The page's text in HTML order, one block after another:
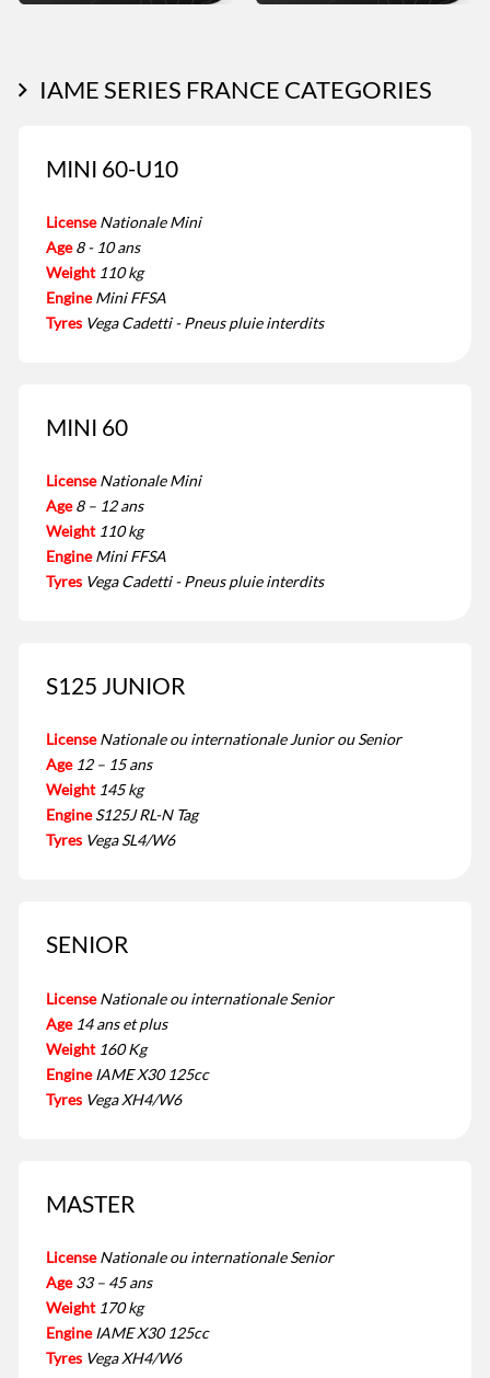
IAME SERIES FRANCE CATEGORIES
MINI 60-U10
License Nationale Mini
Age 8 - 10 ans
Weight 110 kg
Engine Mini FFSA
Tyres Vega Cadetti - Pneus pluie interdits
MINI 60
License Nationale Mini
Age 8 – 12 ans
Weight 110 kg
Engine Mini FFSA
Tyres Vega Cadetti - Pneus pluie interdits
S125 JUNIOR
License Nationale ou internationale Junior ou Senior
Age 12 – 15 ans
Weight 145 kg
Engine S125J RL-N Tag
Tyres Vega SL4/W6
SENIOR
License Nationale ou internationale Senior
Age 14 ans et plus
Weight 160 Kg
Engine IAME X30 125cc
Tyres Vega XH4/W6
MASTER
License Nationale ou internationale Senior
Age 33 – 45 ans
Weight 170 kg
Engine IAME X30 125cc
Tyres Vega XH4/W6